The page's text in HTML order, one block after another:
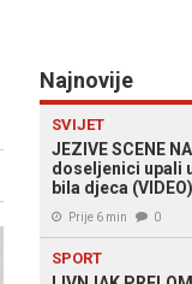
Najnovije
SVIJET
JEZIVE SCENE
doseljenici upali
bila djeca (VIDEO)
Prije 6 min 0
SPORT